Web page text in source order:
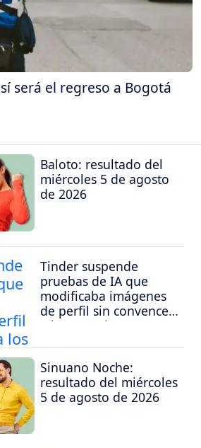
será el regreso a Bogotá
Baloto: resultado del
miércoles 5 de agosto
de 2026
Tinder suspende
pruebas de IA que
modificaba imágenes
de perfil sin convencer
a los usuarios
Sinuano Noche:
resultado del miércoles
5 de agosto de 2026